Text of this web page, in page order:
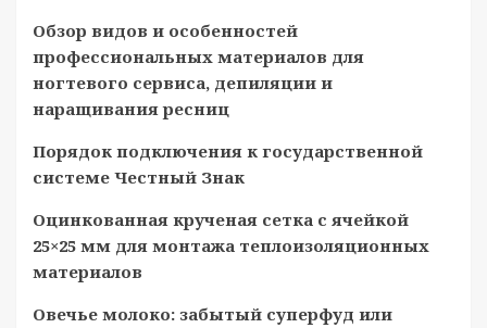
Обзор видов и особенностей
профессиональных материалов для
ногтевого сервиса, депиляции и
наращивания ресниц
Порядок подключения к государственной
системе Честный Знак
Оцинкованная крученая сетка с ячейкой
25×25 мм для монтажа теплоизоляционных
материалов
Овечье молоко: забытый суперфуд или